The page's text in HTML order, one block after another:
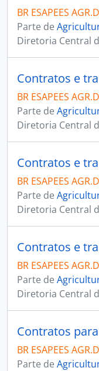
BR ESAPEES
Parte de
Diretoria Central
BR ESAPEES
Parte de
Diretoria Central
BR ESAPEES
Parte de
Diretoria Central
BR ESAPEES
Parte de
Diretoria Central
BR ESAPEES
Parte de